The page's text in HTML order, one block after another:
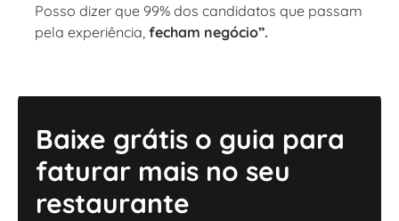
Posso dizer que 99% dos candidatos que passam
pela experiência, fecham negócio”.
Baixe grátis o guia para
faturar mais no seu
restaurante